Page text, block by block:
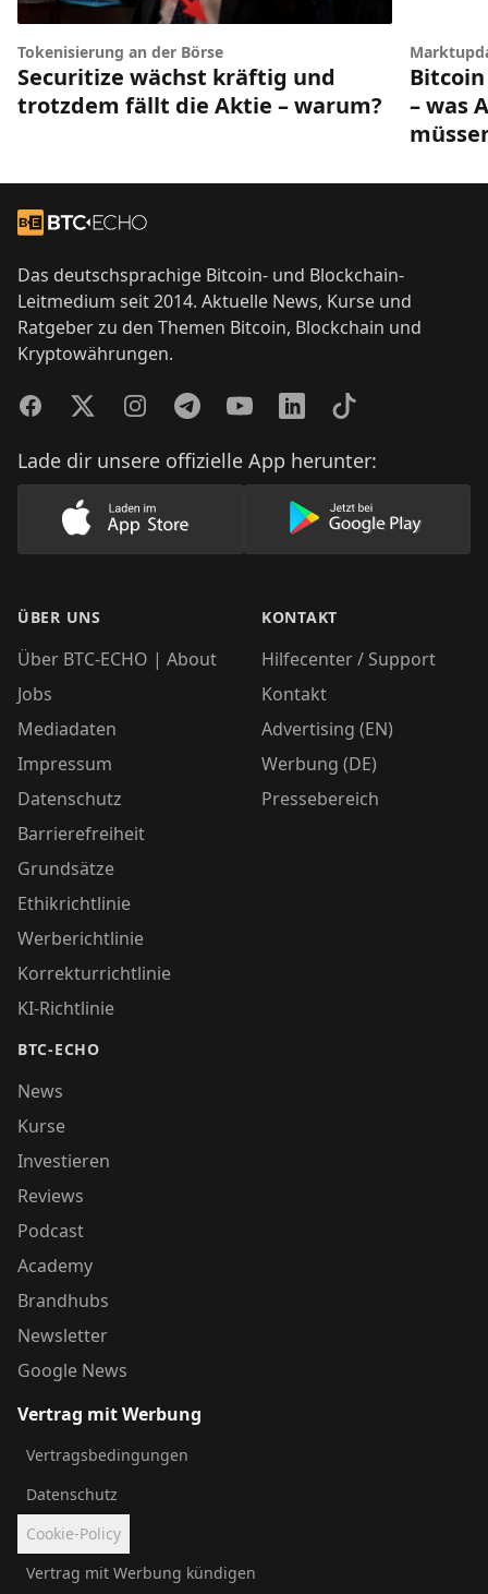
Tokenisierung an der Börse
Securitize wächst kräftig und
trotzdem fällt die Aktie – warum?
– was
Zur Startseite
Das deutschsprachige Bitcoin- und Blockchain-
Leitmedium seit 2014. Aktuelle News, Kurse und
Ratgeber zu den Themen Bitcoin, Blockchain und
Kryptowährungen.
FacebookTwitterInstagramTelegramYouTubeLinkedInTikTok
Lade dir unsere offizielle App herunter:
Lade unsere App im AppStore herunter
Lade unsere
ÜBER UNS
Über BTC-ECHO | About
Jobs
Mediadaten
Impressum
Datenschutz
Barrierefreiheit
Grundsätze
Ethikrichtlinie
Werberichtlinie
Korrekturrichtlinie
KI-Richtlinie
BTC-ECHO
News
Kurse
Investieren
Reviews
Podcast
Academy
Brandhubs
Newsletter
Google News
KONTAKT
Hilfecenter / Support
Kontakt
Advertising (EN)
Werbung (DE)
Pressebereich
Vertrag mit Werbung
Vertragsbedingungen
Datenschutz
Cookie-Policy
Vertrag mit Werbung kündigen